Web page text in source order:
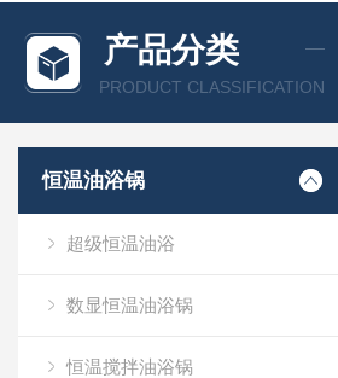
产品分类
PRODUCT CLASSIFICATION
恒温油浴锅
超级恒温油浴
数显恒温油浴锅
恒温搅拌油浴锅